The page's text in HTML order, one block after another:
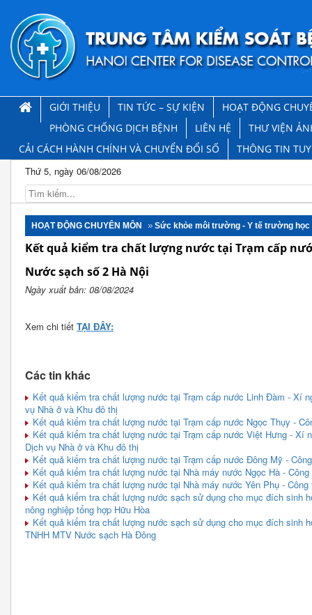
GIỚI THIỆU TIN TỨC – SỰ KIỆN
HOẠT ĐỘNG
PHÒNG CHỐNG DỊCH BỆNH
LIÊN HỆ
THƯ VIỆN
CẢI CÁCH HÀNH CHÍNH VÀ CHUYỂN ĐỔI SỐ
THÔNG TIN
Thứ 5, ngày 06/08/2026
HOẠT ĐỘNG CHUYÊN MÔN Sức khỏe môi trường - Y tế trường học
Kết quả kiểm tra chất lượng nước tại Trạm cấp
Nước sạch số 2 Hà Nội
Ngày xuất bản: 08/08/2024
Xem chi tiết TẠI ĐÂY:
Các tin khác
Kết quả kiểm tra chất lượng nước tại Trạm cấp nước Linh Đàm - Xí
vụ Nhà ở và Khu đô thị
Kết quả kiểm tra chất lượng nước tại Trạm cấp nước Ngọc Thụy -
Kết quả kiểm tra chất lượng nước tại Trạm cấp nước Việt Hưng - Xí
Dịch vụ Nhà ở và Khu đô thị
Kết quả kiểm tra chất lượng nước tại Trạm cấp nước Đông Mỹ -
Kết quả kiểm tra chất lượng nước tại Nhà máy nước Ngọc Hà -
Kết quả kiểm tra chất lượng nước tại Nhà máy nước Yên Phụ -
Kết quả kiểm tra chất lượng nước sạch sử dụng cho mục đích sinh
nông nghiệp tổng hợp Hữu Hòa
Kết quả kiểm tra chất lượng nước sạch sử dụng cho mục đích sinh
TNHH MTV Nước sạch Hà Đông